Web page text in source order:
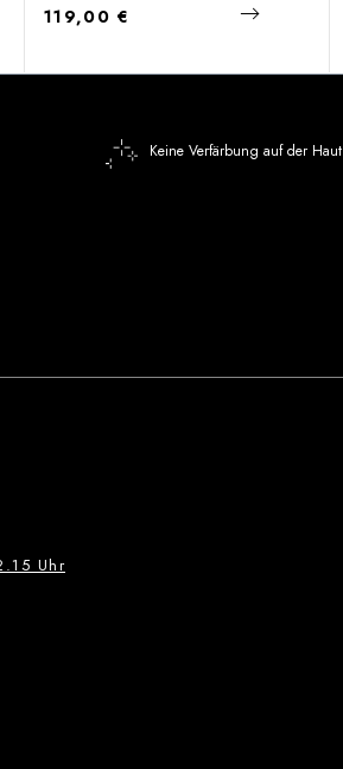
Regulärer Preis:
119,00 €
Keine Verfärbung auf der Haut
Uhr